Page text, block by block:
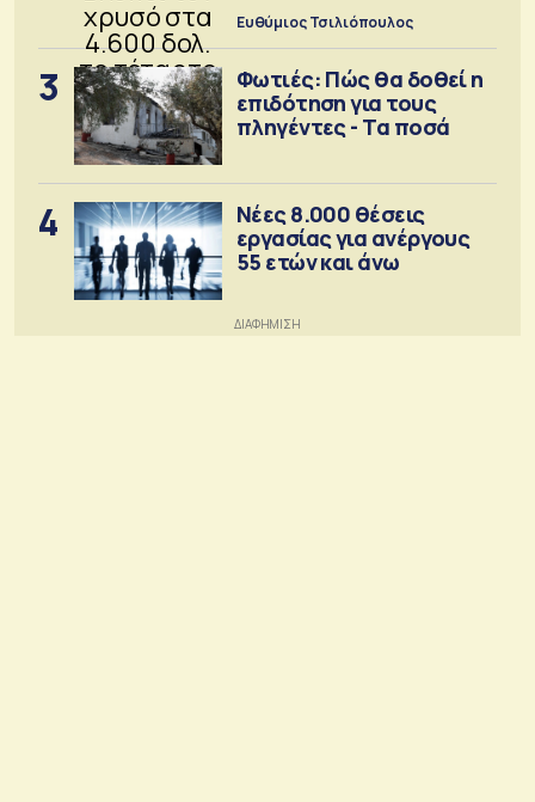
Ευθύμιος Τσιλιόπουλος
3
Φωτιές: Πώς θα δοθεί η
επιδότηση για τους
πληγέντες - Τα ποσά
4
Νέες 8.000 θέσεις
εργασίας για ανέργους
55 ετών και άνω